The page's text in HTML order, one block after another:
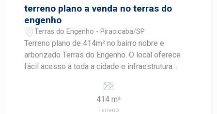
terreno plano a venda no terras do
engenho
Terras do Engenho - Piracicaba/SP
Terreno plano de 414m² no bairro nobre e
arborizado Terras do Engenho. O local oferece
fácil acesso a toda a cidade e infraestrutura
Bear), academia Bluefit, drogarias e restaurantes,
além de ser ideal para caminhadas.
414 m²
Terreno